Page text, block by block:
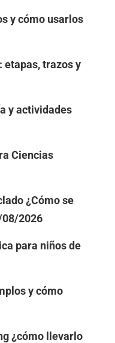
y cómo usarlos
trazos y
y actividades
Ciencias
¿Cómo se
2026
para niños de
y cómo
¿cómo llevarlo